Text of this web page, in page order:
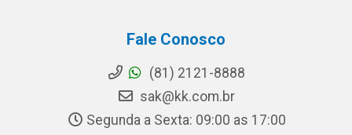
Fale Conosco
(81) 2121-8888
sak@kk.com.br
Segunda a Sexta: 09:00 as 17:00